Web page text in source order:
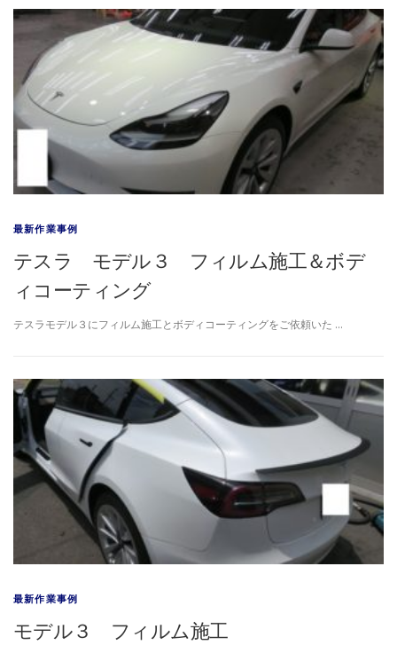
最新作業事例
テスラ モデル３ フィルム施工＆ボデ
ィコーティング
テスラモデル３にフィルム施工とボディコーティングをご依頼いた …
最新作業事例
モデル３ フィルム施工